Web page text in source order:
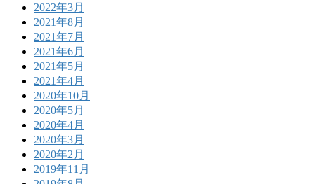
2022年3月
2021年8月
2021年7月
2021年6月
2021年5月
2021年4月
2020年10月
2020年5月
2020年4月
2020年3月
2020年2月
2019年11月